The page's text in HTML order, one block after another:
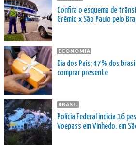
Confira o esquema de
Grêmio x São Paulo pelo
ECONOMIA
Dia dos Pais: 47% dos
comprar presente
BRASIL
Polícia Federal indicia 16
Voepass em Vinhedo, em